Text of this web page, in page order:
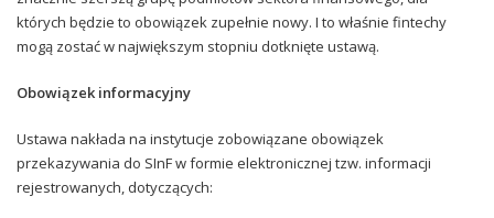
których będzie to obowiązek zupełnie nowy. I to właśnie fintechy
mogą zostać w największym stopniu dotknięte ustawą.
Obowiązek informacyjny
Ustawa nakłada na instytucje zobowiązane obowiązek
przekazywania do SInF w formie elektronicznej tzw. informacji
rejestrowanych, dotyczących: